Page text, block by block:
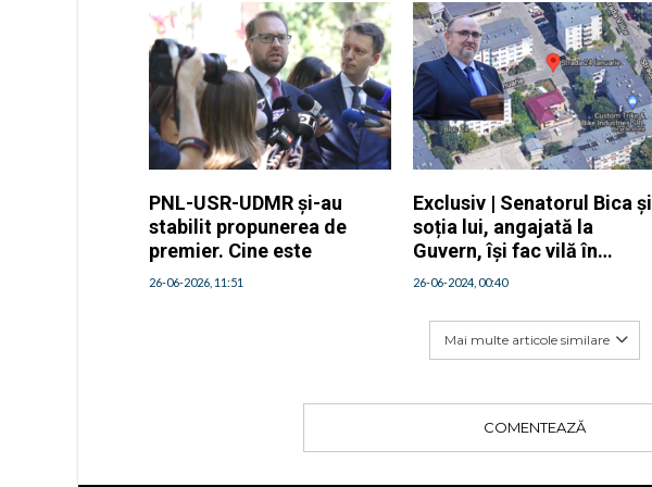
PNL-USR-UDMR și-au
stabilit propunerea de
premier. Cine este
26-06-2026, 11:51
Exclusiv | Senatorul Bica și
soția lui, angajată la
Guvern, își fac vilă în
Pitești
26-06-2024, 00:40
Mai multe articole similare
COMENTEAZĂ